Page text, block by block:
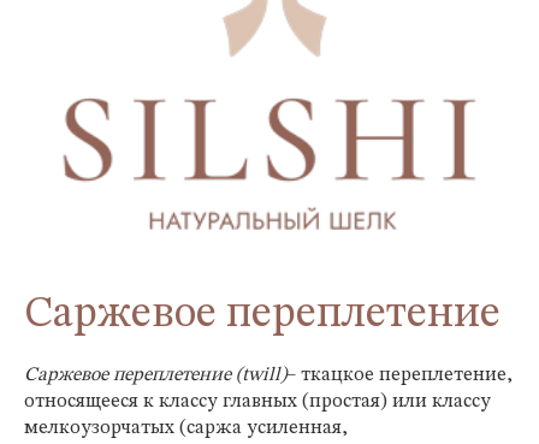
Саржевое переплетение
Саржевое переплетение (twill)– ткацкое переплетение,
относящееся к классу главных (простая) или классу
мелкоузорчатых (саржа усиленная,